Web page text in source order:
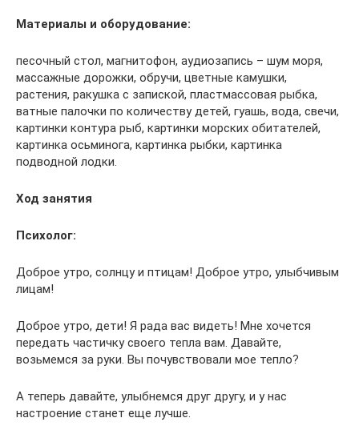
Материалы и оборудование:
песочный стол, магнитофон, аудиозапись – шум моря,
массажные дорожки, обручи, цветные камушки,
растения, ракушка с запиской, пластмассовая рыбка,
ватные палочки по количеству детей, гуашь, вода, свечи,
картинки контура рыб, картинки морских обитателей,
картинка осьминога, картинка рыбки, картинка
подводной лодки.
Ход занятия
Психолог:
Доброе утро, солнцу и птицам! Доброе утро, улыбчивым
лицам!
Доброе утро, дети! Я рада вас видеть! Мне хочется
передать частичку своего тепла вам. Давайте,
возьмемся за руки. Вы почувствовали мое тепло?
А теперь давайте, улыбнемся друг другу, и у нас
настроение станет еще лучше.